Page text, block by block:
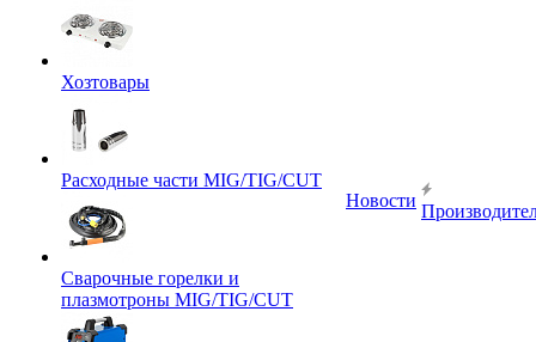
Хозтовары
Расходные части MIG/TIG/CUT
Сварочные горелки и
плазмотроны MIG/TIG/CUT
Новости